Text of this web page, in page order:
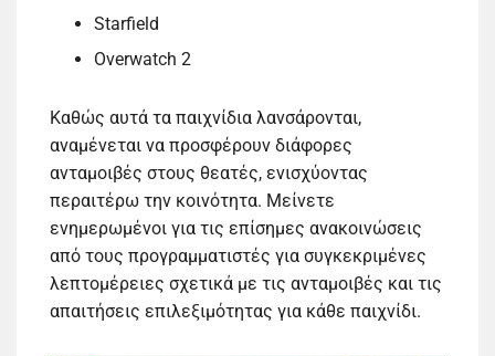
Starfield
Overwatch 2
Καθώς αυτά τα παιχνίδια λανσάρονται,
αναμένεται να προσφέρουν διάφορες
ανταμοιβές στους θεατές, ενισχύοντας
περαιτέρω την κοινότητα. Μείνετε
ενημερωμένοι για τις επίσημες ανακοινώσεις
από τους προγραμματιστές για συγκεκριμένες
λεπτομέρειες σχετικά με τις ανταμοιβές και τις
απαιτήσεις επιλεξιμότητας για κάθε παιχνίδι.